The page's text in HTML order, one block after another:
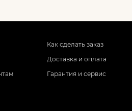
Как сделать заказ
Доставка и оплата
Гарантия и сервис